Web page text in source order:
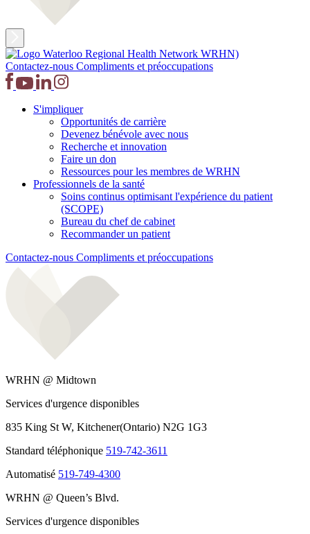
Contactez-nous Compliments et préoccupations
S'impliquer
Opportunités de carrière
Devenez bénévole avec nous
Recherche et innovation
Faire un don
Ressources pour les membres de WRHN
Professionnels de la santé
Soins continus optimisant l'expérience du patient
(SCOPE)
Bureau du chef de cabinet
Recommander un patient
Contactez-nous Compliments et préoccupations
WRHN @ Midtown
Services d'urgence disponibles
835 King St W, Kitchener(Ontario) N2G 1G3
Standard téléphonique 519-742-3611
Automatisé 519-749-4300
WRHN @ Queen’s Blvd.
Services d'urgence disponibles